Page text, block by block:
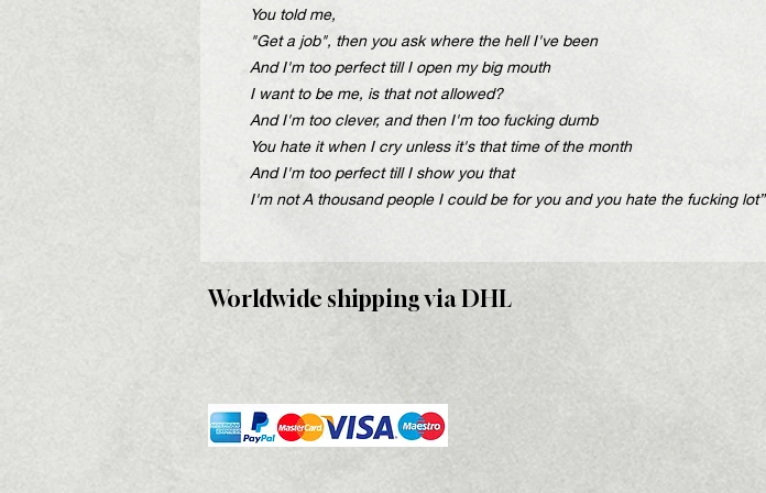
You told me,
"Get a job", then you ask where the hell I've been
And I'm too perfect till I open my big mouth
I want to be me, is that not allowed?
And I'm too clever, and then I'm too fucking dumb
You hate it when I cry unless it's that time of the month
And I'm too perfect till I show you that
I'm not A thousand people I could be for you and you hate the fucking lot”
Worldwide shipping via DHL